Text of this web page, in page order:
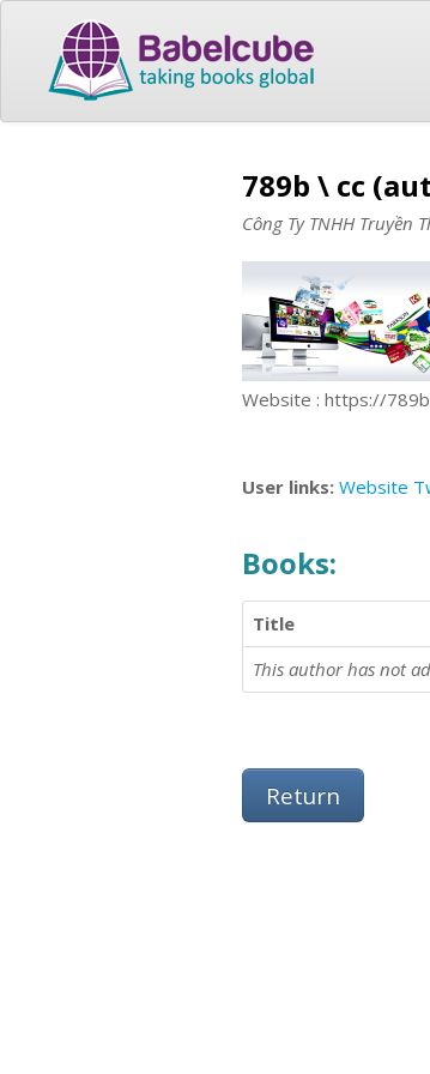
789b \ cc
Công Ty TNHH Truyền
Website : https://
User links: Website
Books:
Title
This author has not
Return